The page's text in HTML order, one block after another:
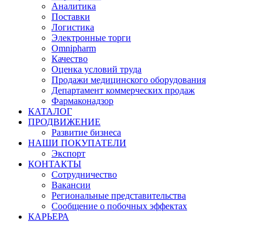
Аналитика
Поставки
Логистика
Электронные торги
Omnipharm
Качество
Оценка условий труда
Продажи медицинского оборудования
Департамент коммерческих продаж
Фармаконадзор
КАТАЛОГ
ПРОДВИЖЕНИЕ
Развитие бизнеса
НАШИ ПОКУПАТЕЛИ
Экспорт
КОНТАКТЫ
Сотрудничество
Вакансии
Региональные представительства
Сообщение о побочных эффектах
КАРЬЕРА